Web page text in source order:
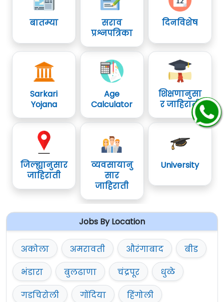
बातम्या
सराव
प्रश्नपत्रिका
दिनविशेष
Sarkari
Yojana
Age
Calculator
शिक्षणानुसा
र जाहिराती
जिल्ह्यानुसार
जाहिराती
व्यवसायानु
सार
जाहिराती
University
Jobs By Location
अकोला अमरावती औरंगाबाद
बीड
भंडारा
बुलढाणा चंद्रपूर
धुळे
गडचिरोली
गोंदिया
हिंगोली